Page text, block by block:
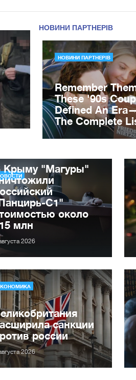
Крыму "Магуры"
С1"
около
млн
2026
санкции
россии
2026